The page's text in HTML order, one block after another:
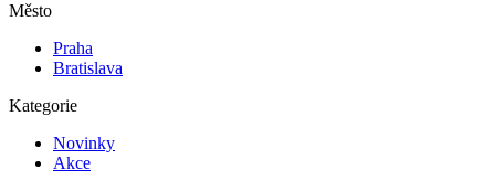
Město
Praha
Bratislava
Kategorie
Novinky
Akce